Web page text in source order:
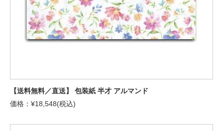
【送料無料／直送】 包装紙 半才 アルマンド
価格：¥18,548(税込)